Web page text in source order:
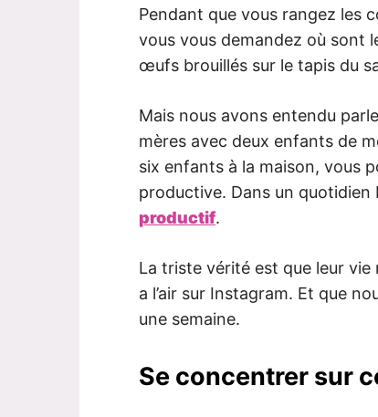
Pendant que vous rangez les
vous vous demandez où sont
œufs brouillés sur le tapis du
Mais nous avons entendu
mères avec deux enfants de
six enfants à la maison, vous
productive. Dans un quotidien
productif.
La triste vérité est que leur vie
a l’air sur Instagram. Et que
une semaine.
Se concentrer sur